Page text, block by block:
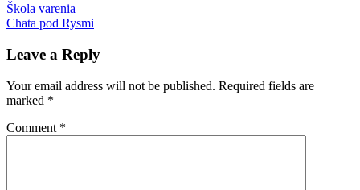
kachleLietavský
hradturistika
deťmi
Post
navigation
Previous
Post:
Škola varenia
Next
Chata pod Rysmi
Leave a Reply
Your email address will not be published. Required fields are
marked *
Comment *